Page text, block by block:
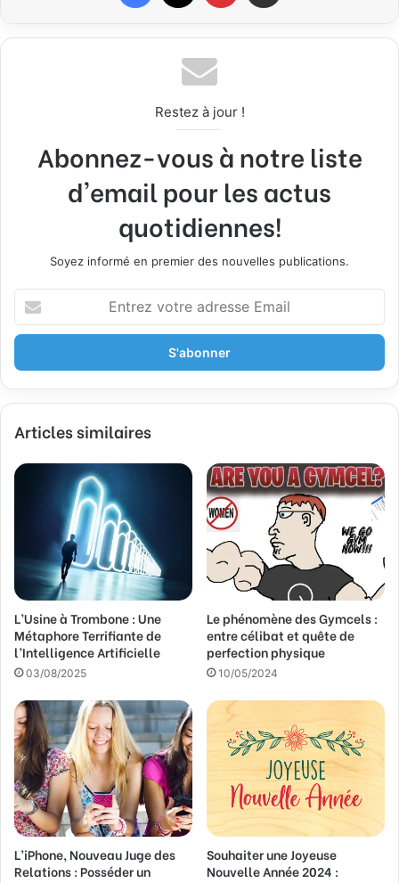
Restez à jour !
Abonnez-vous à notre liste
d'email pour les actus
quotidiennes!
Soyez informé en premier des nouvelles publications.
t
e
z
o
r
s
e
E
m
a
l
Articles similaires
L’Usine à Trombone : Une
Métaphore Terrifiante de
l’Intelligence Artificielle
03/08/2025
Le phénomène des Gymcels :
entre célibat et quête de
perfection physique
10/05/2024
L’iPhone, Nouveau Juge des
Relations : Posséder un
Souhaiter une Joyeuse
Nouvelle Année 2024 :